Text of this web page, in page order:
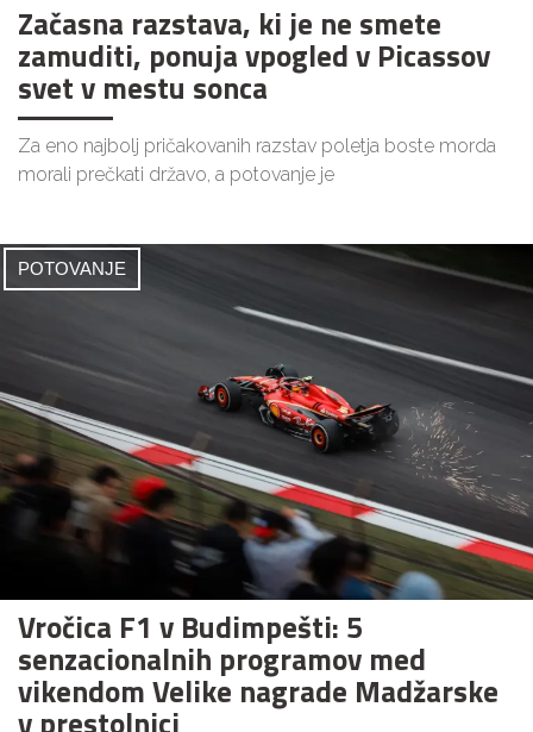
Začasna razstava, ki je ne smete
zamuditi, ponuja vpogled v Picassov
svet v mestu sonca
Za eno najbolj pričakovanih razstav poletja boste morda
morali prečkati državo, a potovanje je
POTOVANJE
Vročica F1 v Budimpešti: 5
senzacionalnih programov med
vikendom Velike nagrade Madžarske